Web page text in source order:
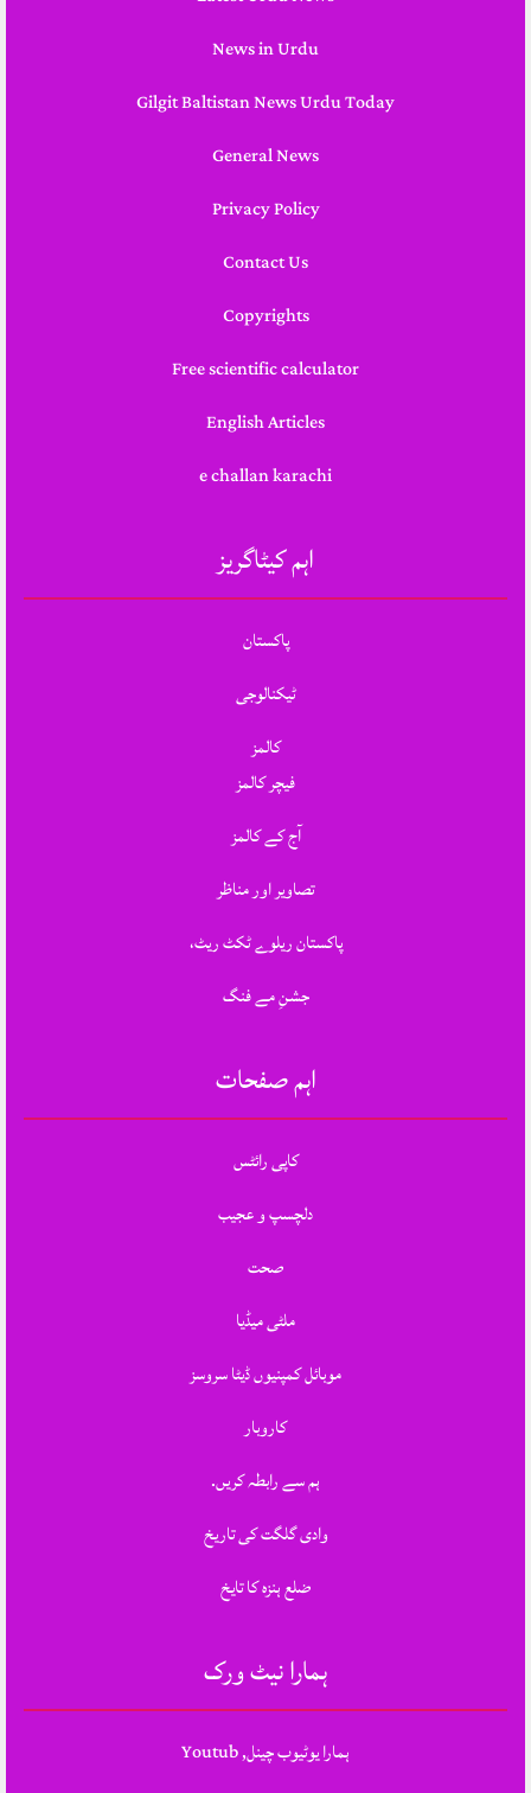
News in Urdu
Gilgit Baltistan News Urdu Today
General News
Privacy Policy
Contact Us
Copyrights
Free scientific calculator
English Articles
e challan karachi
اہم کیٹاگریز
پاکستان
ٹیکنالوجی
کالمز
فیچر کالمز
آج کے کالمز
تصاویر اور مناظر
پاکستان ریلوے ٹکٹ ریٹ،
جشنِ مے فنگ
اہم صفحات
کاپی رائٹس
دلچسپ و عجیب
صحت
ملٹی میڈیا
موبائل کمپنیوں ڈیٹا سروسز
کاروبار
ہم سے رابطہ کریں.
وادی گلگت کی تاریخ
ضلع ہنزہ کا تایخ
ہمارا نیٹ ورک
ہمارا یوٹیوب چینل, Youtub